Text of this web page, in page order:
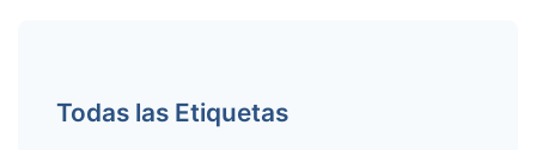
Todas las Etiquetas